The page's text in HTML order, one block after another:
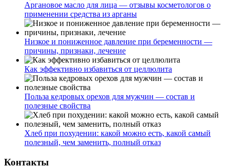
Аргановое масло для лица — отзывы косметологов о
применении средства из арганы
Низкое и пониженное давление при беременности —
причины, признаки, лечение
Как эффективно избавиться от целлюлита
Польза кедровых орехов для мужчин — состав и
полезные свойства
Хлеб при похудении: какой можно есть, какой самый
полезный, чем заменить, полный отказ
Контакты